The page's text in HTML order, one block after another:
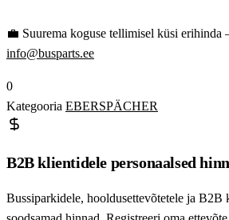
💼 Suurema koguse tellimisel küsi
info@busparts.ee
0
Kategooria EBERSPÄCHER
B2B klientidele personaalsed
Bussiparkidele, hooldusettevõtetele ja B2B